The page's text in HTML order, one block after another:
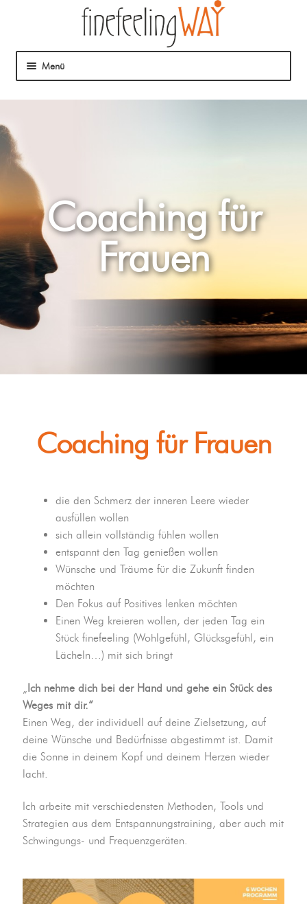
Menü
Über mich
Coaching
Klangmassage
Coaching für
Frauen
Coaching für Frauen
die den Schmerz der inneren Leere wieder
ausfüllen wollen
sich allein vollständig fühlen wollen
entspannt den Tag genießen wollen
Wünsche und Träume für die Zukunft finden
möchten
Den Fokus auf Positives lenken möchten
Einen Weg kreieren wollen, der jeden Tag ein
Stück finefeeling (Wohlgefühl, Glücksgefühl, ein
Lächeln…) mit sich bringt
Ich nehme dich bei der Hand und gehe ein Stück des
Weges mit dir.“
Einen Weg, der individuell auf deine Zielsetzung, auf
deine Wünsche und Bedürfnisse abgestimmt ist. Damit
die Sonne in deinem Kopf und deinem Herzen wieder
lacht.
Ich arbeite mit verschiedensten Methoden, Tools und
Strategien aus dem Entspannungstraining, aber auch mit
Schwingungs- und Frequenzgeräten.